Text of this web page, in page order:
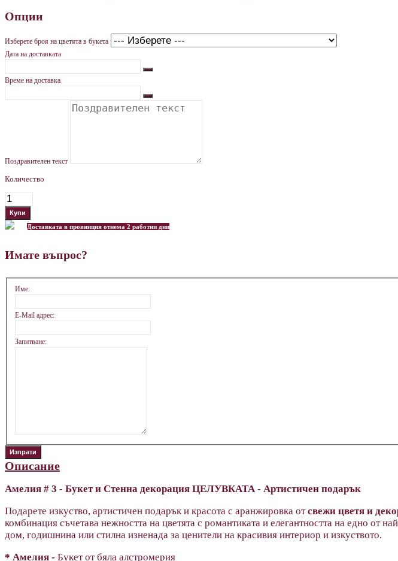
Опции
Изберете броя на цветята в букета
Дата на доставката
Време на доставка
Поздравителен текст
Количество
Доставката в провинция отнема 2 работни дни
Имате въпрос?
Име:
E-Mail адрес:
Запитване:
Описание
Амелия # 3 - Букет и Стенна декорация ЦЕЛУВКАТА - Артистичен подарък
Подарете изкуство, артистичен подарък и красота с аранжировка отсвежи цветя и
комбинация съчетава нежността на цветята с романтиката и елегантността на едно от
дом, годишнина или стилна изненада за ценители на красивия интериор и изкуството.
* Амелия - Букет от бяла алстромерия